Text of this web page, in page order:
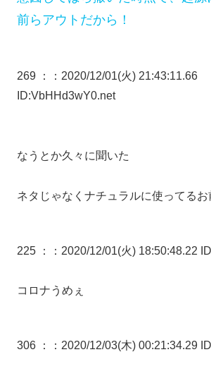
前らアウトだから！
269 ：
：2020/12/01(火) 21:43:11.66
ID:VbHHd3wY0.net
なうとか久々に聞いた
ネタじゃなくナチュラルに使ってる
225 ： ：2020/12/01(火) 18:50:48.22
コロナうめぇ
306 ： ：2020/12/03(木) 00:21:34.29